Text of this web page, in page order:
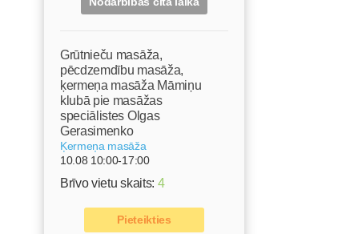
Grūtnieču masāža,
pēcdzemdību masāža,
ķermeņa masāža Māmiņu
klubā pie masāžas
speciālistes Olgas
Gerasimenko
Ķermeņa masāža
10.08 10:00-17:00
Brīvo vietu skaits: 4
Pieteikties